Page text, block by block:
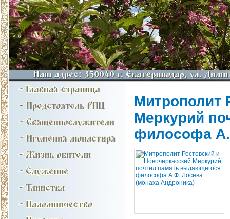
Митрополит
Меркурий
философа